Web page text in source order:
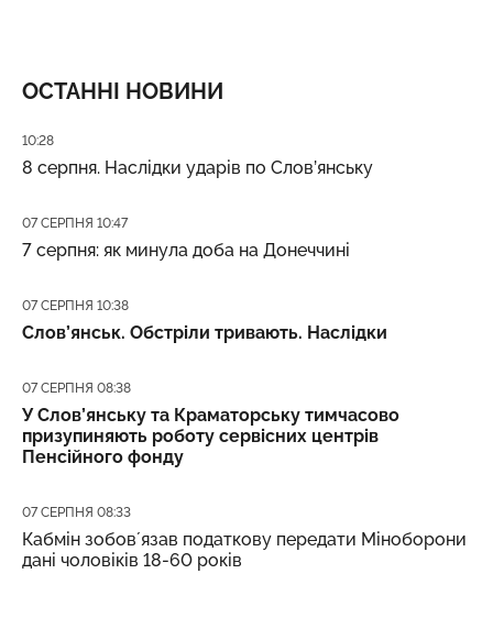
ОСТАННІ НОВИНИ
Дата публікації
10:28
8 серпня. Наслідки ударів по Слов’янську
Дата публікації
07 СЕРПНЯ 10:47
7 серпня: як минула доба на Донеччині
Дата публікації
07 СЕРПНЯ 10:38
Слов’янськ. Обстріли тривають. Наслідки
Дата публікації
07 СЕРПНЯ 08:38
У Слов’янську та Краматорську тимчасово
призупиняють роботу сервісних центрів
Пенсійного фонду
Дата публікації
07 СЕРПНЯ 08:33
Кабмін зобовʼязав податкову передати Міноборони
дані чоловіків 18-60 років